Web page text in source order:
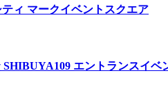
ティ マークイベントスクエア
SHIBUYA109 エントランスイベ